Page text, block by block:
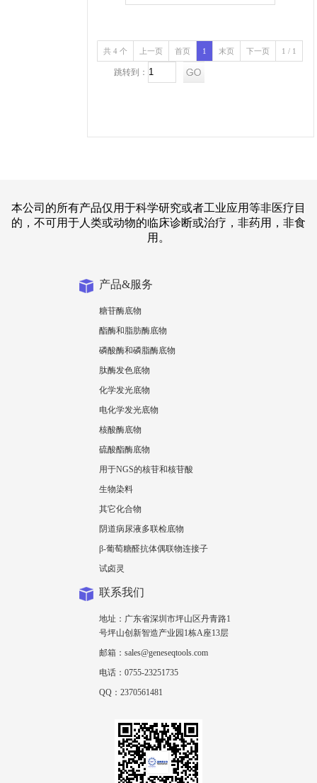
共 4 个 上一页 首页 1 末页 下一页 1 / 1
跳转到：
本公司的所有产品仅用于科学研究或者工业应用等非医疗目
的，不可用于人类或动物的临床诊断或治疗，非药用，非食
用。
产品&服务
糖苷酶底物
酯酶和脂肪酶底物
磷酸酶和磷脂酶底物
肽酶发色底物
化学发光底物
电化学发光底物
核酸酶底物
硫酸酯酶底物
用于NGS的核苷和核苷酸
生物染料
其它化合物
阴道病尿液多联检底物
β-葡萄糖醛抗体偶联物连接子
试卤灵
联系我们
地址：广东省深圳市坪山区丹青路1
号坪山创新智造产业园1栋A座13层
邮箱：sales@geneseqtools.com
电话：0755-23251735
QQ：2370561481